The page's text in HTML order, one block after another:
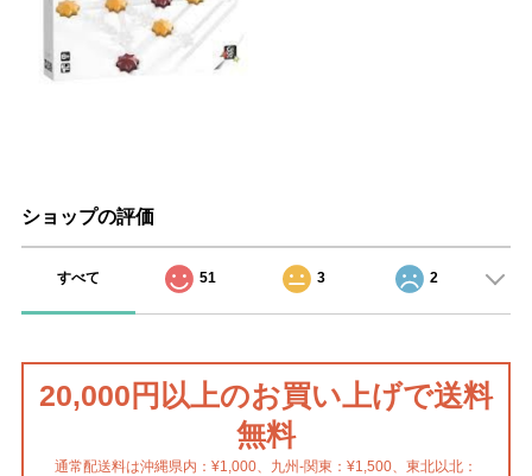
ショップの評価
すべて 51 3 2
20,000円以上のお買い上げで送料
無料
通常配送料は沖縄県内：¥1,000、九州-関東：¥1,500、東北以北：